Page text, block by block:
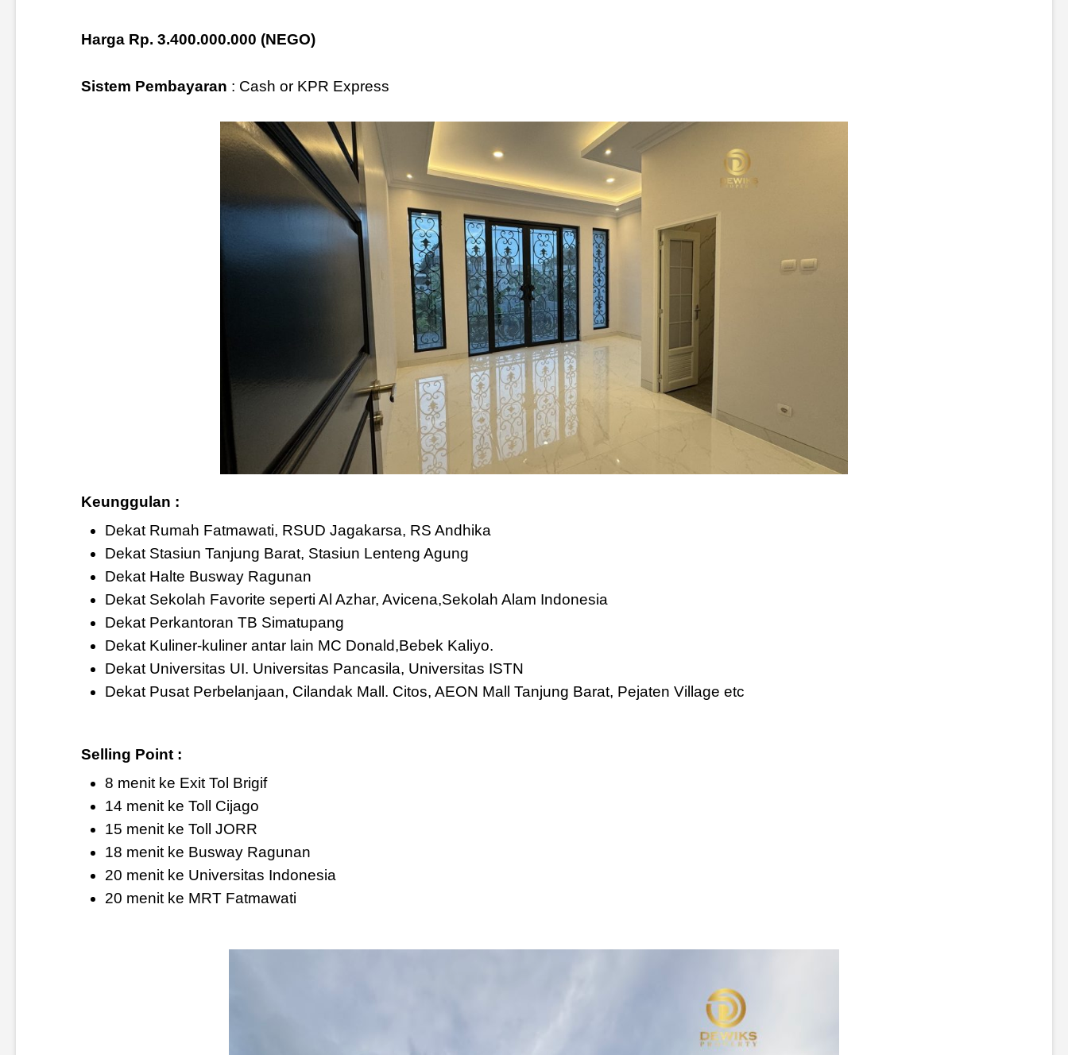
Harga Rp. 3.400.000.000 (NEGO)
Sistem Pembayaran : Cash or KPR Express
Keunggulan :
Dekat Rumah Fatmawati, RSUD Jagakarsa, RS Andhika
Dekat Stasiun Tanjung Barat, Stasiun Lenteng Agung
Dekat Halte Busway Ragunan
Dekat Sekolah Favorite seperti Al Azhar, Avicena,Sekolah Alam Indonesia
Dekat Perkantoran TB Simatupang
Dekat Kuliner-kuliner antar lain MC Donald,Bebek Kaliyo.
Dekat Universitas UI. Universitas Pancasila, Universitas ISTN
Dekat Pusat Perbelanjaan, Cilandak Mall. Citos, AEON Mall Tanjung Barat, Pejaten Village etc
Selling Point :
8 menit ke Exit Tol Brigif
14 menit ke Toll Cijago
15 menit ke Toll JORR
18 menit ke Busway Ragunan
20 menit ke Universitas Indonesia
20 menit ke MRT Fatmawati